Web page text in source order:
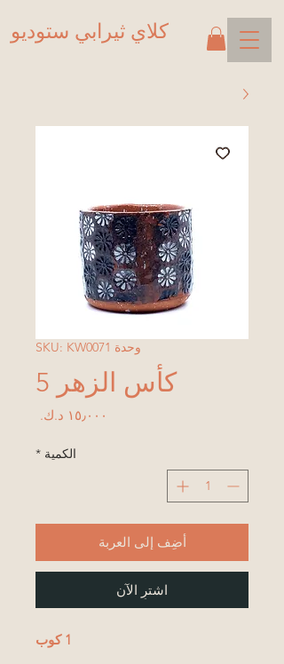
كلاي ثيرابي ستوديو
وحدة SKU: KW0071
كأس الزهر 5
الكمية *
أضِف إلى العربة
اشترِ الآن
1 كوب